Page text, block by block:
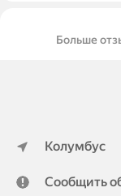
Больше
Колумбус
Сообщить